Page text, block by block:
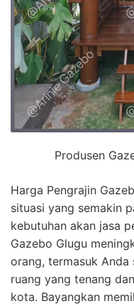
Produsen
Harga Pengrajin
situasi yang semakin
kebutuhan akan jasa
Gazebo Glugu
orang, termasuk
ruang yang tenang
kota. Bayangkan